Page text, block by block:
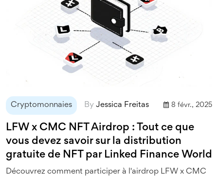
Cryptomonnaies By Jessica Freitas 8 févr., 2025
LFW x CMC NFT Airdrop : Tout ce que
vous devez savoir sur la distribution
gratuite de NFT par Linked Finance World
Découvrez comment participer à l'airdrop LFW x CMC